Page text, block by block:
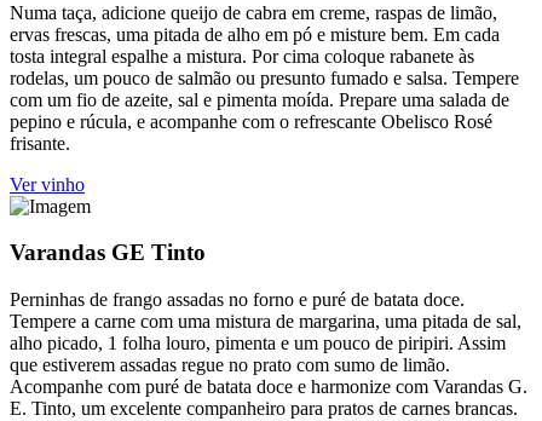
Numa taça, adicione queijo de cabra em creme, raspas de limão,
ervas frescas, uma pitada de alho em pó e misture bem. Em cada
tosta integral espalhe a mistura. Por cima coloque rabanete às
rodelas, um pouco de salmão ou presunto fumado e salsa. Tempere
com um fio de azeite, sal e pimenta moída. Prepare uma salada de
pepino e rúcula, e acompanhe com o refrescante Obelisco Rosé
frisante.
Ver vinho
Varandas GE Tinto
Perninhas de frango assadas no forno e puré de batata doce.
Tempere a carne com uma mistura de margarina, uma pitada de sal,
alho picado, 1 folha louro, pimenta e um pouco de piripiri. Assim
que estiverem assadas regue no prato com sumo de limão.
Acompanhe com puré de batata doce e harmonize com Varandas G.
E. Tinto, um excelente companheiro para pratos de carnes brancas.